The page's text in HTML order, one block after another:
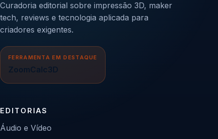
Curadoria editorial sobre impressão 3D, maker
tech, reviews e tecnologia aplicada para
criadores exigentes.
FERRAMENTA EM DESTAQUE
ZoomCalc3D
EDITORIAS
Áudio e Vídeo